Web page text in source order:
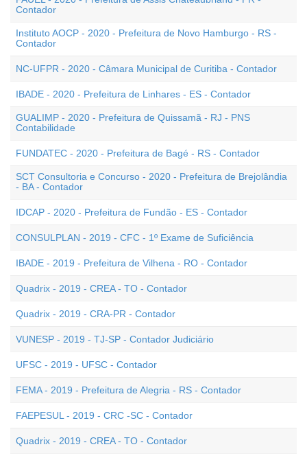
Contador
Instituto AOCP - 2020 - Prefeitura de Novo Hamburgo - RS -
Contador
NC-UFPR - 2020 - Câmara Municipal de Curitiba - Contador
IBADE - 2020 - Prefeitura de Linhares - ES - Contador
GUALIMP - 2020 - Prefeitura de Quissamã - RJ - PNS
Contabilidade
FUNDATEC - 2020 - Prefeitura de Bagé - RS - Contador
SCT Consultoria e Concurso - 2020 - Prefeitura de Brejolândia
- BA - Contador
IDCAP - 2020 - Prefeitura de Fundão - ES - Contador
CONSULPLAN - 2019 - CFC - 1º Exame de Suficiência
IBADE - 2019 - Prefeitura de Vilhena - RO - Contador
Quadrix - 2019 - CREA - TO - Contador
Quadrix - 2019 - CRA-PR - Contador
VUNESP - 2019 - TJ-SP - Contador Judiciário
UFSC - 2019 - UFSC - Contador
FEMA - 2019 - Prefeitura de Alegria - RS - Contador
FAEPESUL - 2019 - CRC -SC - Contador
Quadrix - 2019 - CREA - TO - Contador